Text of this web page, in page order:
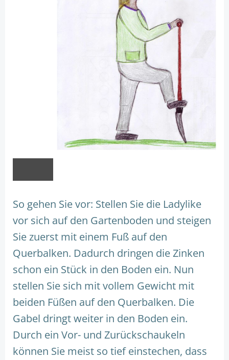
So gehen Sie vor: Stellen Sie die Ladylike
vor sich auf den Gartenboden und steigen
Sie zuerst mit einem Fuß auf den
Querbalken. Dadurch dringen die Zinken
schon ein Stück in den Boden ein. Nun
stellen Sie sich mit vollem Gewicht mit
beiden Füßen auf den Querbalken. Die
Gabel dringt weiter in den Boden ein.
Durch ein Vor- und Zurückschaukeln
können Sie meist so tief einstechen, dass